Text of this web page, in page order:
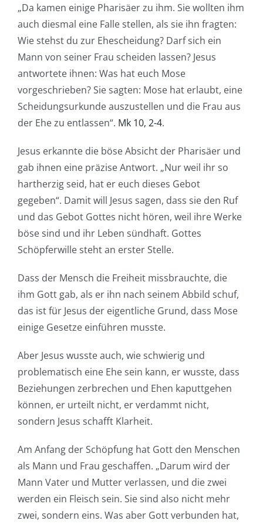
„Da kamen einige Pharisäer zu ihm. Sie wollten ihm
auch diesmal eine Falle stellen, als sie ihn fragten:
Wie stehst du zur Ehescheidung? Darf sich ein
Mann von seiner Frau scheiden lassen? Jesus
antwortete ihnen: Was hat euch Mose
vorgeschrieben? Sie sagten: Mose hat erlaubt, eine
Scheidungsurkunde auszustellen und die Frau aus
der Ehe zu entlassen“. Mk 10, 2-4.
Jesus erkannte die böse Absicht der Pharisäer und
gab ihnen eine präzise Antwort. „Nur weil ihr so
hartherzig seid, hat er euch dieses Gebot
gegeben“. Damit will Jesus sagen, dass sie den Ruf
und das Gebot Gottes nicht hören, weil ihre Werke
böse sind und ihr Leben sündhaft. Gottes
Schöpferwille steht an erster Stelle.
Dass der Mensch die Freiheit missbrauchte, die
ihm Gott gab, als er ihn nach seinem Abbild schuf,
das ist für Jesus der eigentliche Grund, dass Mose
einige Gesetze einführen musste.
Aber Jesus wusste auch, wie schwierig und
problematisch eine Ehe sein kann, er wusste, dass
Beziehungen zerbrechen und Ehen kaputtgehen
können, er urteilt nicht, er verdammt nicht,
sondern Jesus schafft Klarheit.
Am Anfang der Schöpfung hat Gott den Menschen
als Mann und Frau geschaffen. „Darum wird der
Mann Vater und Mutter verlassen, und die zwei
werden ein Fleisch sein. Sie sind also nicht mehr
zwei, sondern eins. Was aber Gott verbunden hat,